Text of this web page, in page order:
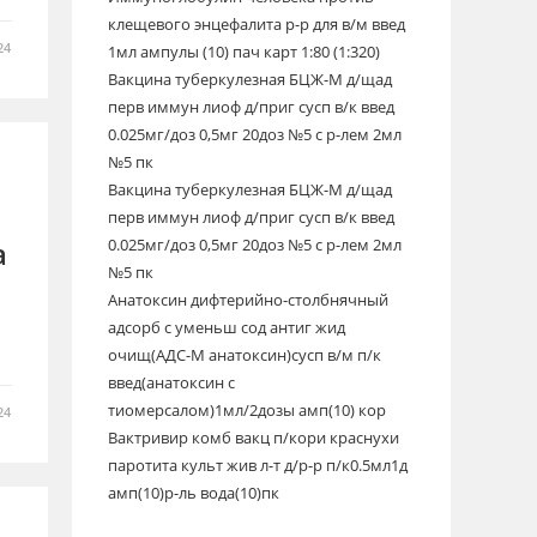
клещевого энцефалита р-р для в/м введ
1мл ампулы (10) пач карт 1:80 (1:320)
Вакцина туберкулезная БЦЖ-М д/щад
перв иммун лиоф д/приг сусп в/к введ
0.025мг/доз 0,5мг 20доз №5 с р-лем 2мл
№5 пк
Вакцина туберкулезная БЦЖ-М д/щад
перв иммун лиоф д/приг сусп в/к введ
0.025мг/доз 0,5мг 20доз №5 с р-лем 2мл
№5 пк
Анатоксин дифтерийно-столбнячный
адсорб с уменьш сод антиг жид
очищ(АДС-М анатоксин)сусп в/м п/к
введ(анатоксин с
тиомерсалом)1мл/2дозы амп(10) кор
Вактривир комб вакц п/кори краснухи
паротита культ жив л-т д/р-р п/к0.5мл1д
амп(10)р-ль вода(10)пк